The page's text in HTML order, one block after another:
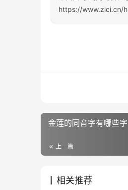
https://www.zici.cn/
金莲的同音字有哪些字
上一篇
相关推荐